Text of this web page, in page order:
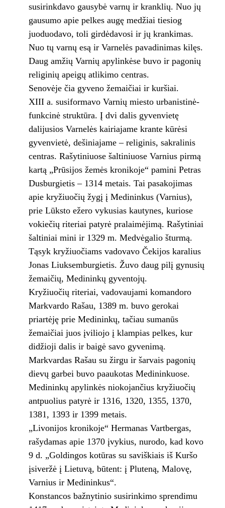
susirinkdavo gausybė varnų ir kranklių. Nuo jų
gausumo apie pelkes augę medžiai tiesiog
juoduodavo, toli girdėdavosi ir jų krankimas.
Nuo tų varnų esą ir Varnelės pavadinimas kilęs.
Daug amžių Varnių apylinkėse buvo ir pagonių
religinių apeigų atlikimo centras.
Senovėje čia gyveno žemaičiai ir kuršiai.
XIII a. susiformavo Varnių miesto urbanistinė-
funkcinė struktūra. Į dvi dalis gyvenvietę
dalijusios Varnelės kairiajame krante kūrėsi
gyvenvietė, dešiniajame – religinis, sakralinis
centras. Rašytiniuose šaltiniuose Varnius pirmą
kartą „Prūsijos žemės kronikoje“ pamini Petras
Dusburgietis – 1314 metais. Tai pasakojimas
apie kryžiuočių žygį į Medininkus (Varnius),
prie Lūksto ežero vykusias kautynes, kuriose
vokiečių riteriai patyrė pralaimėjimą. Rašytiniai
šaltiniai mini ir 1329 m. Medvėgalio šturmą.
Tąsyk kryžiuočiams vadovavo Čekijos karalius
Jonas Liuksemburgietis. Žuvo daug pilį gynusių
žemaičių, Medininkų gyventojų.
Kryžiuočių riteriai, vadovaujami komandoro
Markvardo Rašau, 1389 m. buvo gerokai
priartėję prie Medininkų, tačiau sumanūs
žemaičiai juos įviliojo į klampias pelkes, kur
didžioji dalis ir baigė savo gyvenimą.
Markvardas Rašau su žirgu ir šarvais pagonių
dievų garbei buvo paaukotas Medininkuose.
Medininkų apylinkės niokojančius kryžiuočių
antpuolius patyrė ir 1316, 1320, 1355, 1370,
1381, 1393 ir 1399 metais.
„Livonijos kronikoje“ Hermanas Vartbergas,
rašydamas apie 1370 įvykius, nurodo, kad kovo
9 d. „Goldingos kotūras su saviškiais iš Kuršo
įsiveržė į Lietuvą, būtent: į Pluteną, Malovę,
Varnius ir Medininkus“.
Konstancos bažnytinio susirinkimo sprendimu